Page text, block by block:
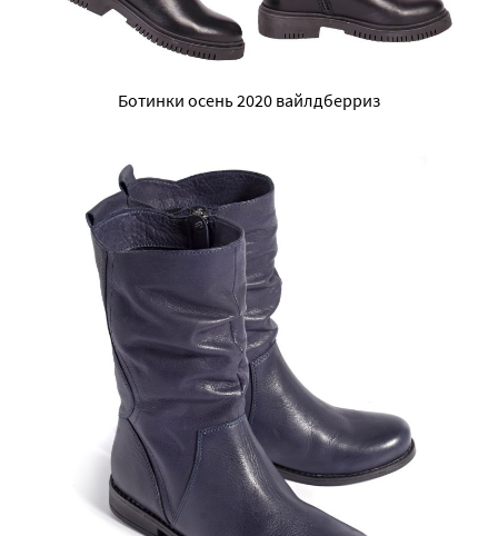
Ботинки осень 2020 вайлдберриз